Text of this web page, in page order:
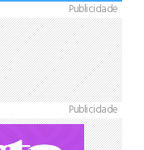
Publicidade
Publicidade